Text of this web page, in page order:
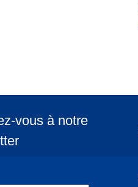
vous à notre